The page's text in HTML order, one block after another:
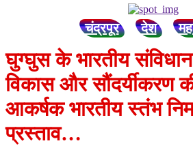
चंद्रपूर देश
घुग्घुस के भारतीय
विकास और सौंदर्यीकरण
आकर्षक भारतीय स्तंभ
प्रस्ताव…